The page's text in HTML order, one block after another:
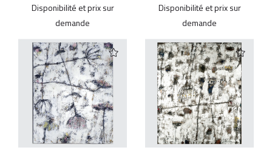
Disponibilité et prix sur
demande
Disponibilité et prix sur
demande